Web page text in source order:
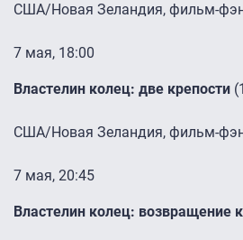
США/Новая Зеландия, фильм-
7 мая, 18:00
Властелин колец: две крепости
США/Новая Зеландия, фильм-
7 мая, 20:45
Властелин колец: возвращение